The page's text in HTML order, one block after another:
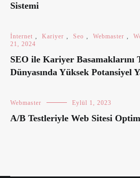
Sistemi
İnternet , Kariyer , Seo , Webmaster ,
21, 2024
SEO ile Kariyer Basamaklarını
Dünyasında Yüksek Potansiyel
Webmaster Eylül 1, 2023
A/B Testleriyle Web Sitesi